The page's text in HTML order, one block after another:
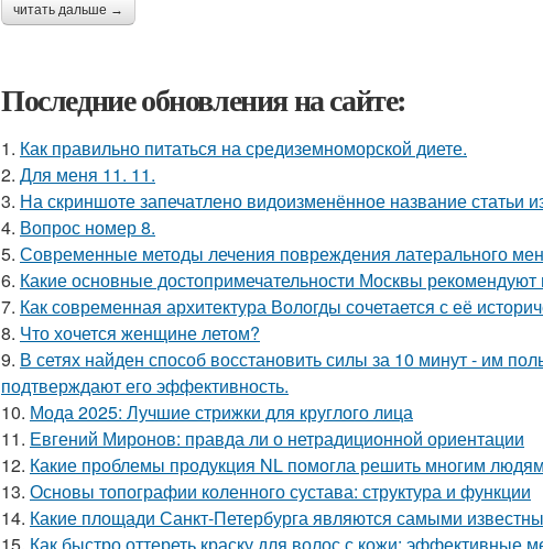
читать дальше →
Последние обновления на сайте:
1. Как правильно питаться на средиземноморской диете.
2. Для меня 11. 11.
3. На скриншоте запечатлено видоизменённое название статьи
4. Вопрос номер 8.
5. Современные методы лечения повреждения латерального
6. Какие основные достопримечательности Москвы рекомендуют
7. Как современная архитектура Вологды сочетается с её
8. Что хочется женщине летом?
9. В сетях найден способ восстановить силы за 10 минут - им
подтверждают его эффективность.
10. Мода 2025: Лучшие стрижки для круглого лица
11. Евгений Миронов: правда ли о нетрадиционной ориентации
12. Какие проблемы продукция NL помогла решить многим
13. Основы топографии коленного сустава: структура и функции
14. Какие площади Санкт-Петербурга являются самыми